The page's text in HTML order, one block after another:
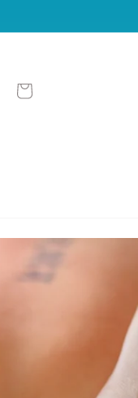
Carrito